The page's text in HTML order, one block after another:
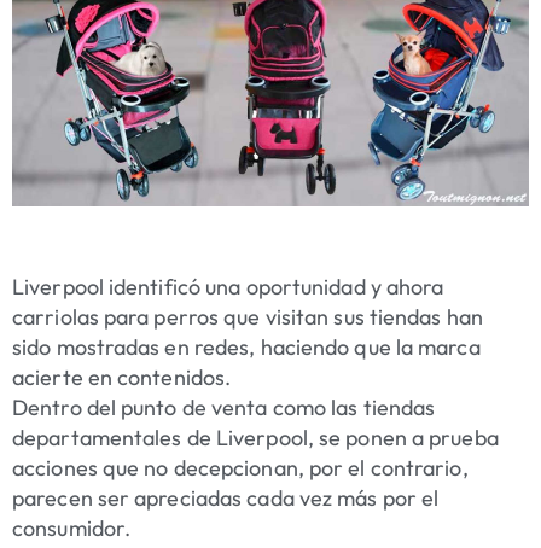
Liverpool identificó una oportunidad y ahora
carriolas para perros que visitan sus tiendas han
sido mostradas en redes, haciendo que la marca
acierte en contenidos.
Dentro del punto de venta como las tiendas
departamentales de Liverpool, se ponen a prueba
acciones que no decepcionan, por el contrario,
parecen ser apreciadas cada vez más por el
consumidor.